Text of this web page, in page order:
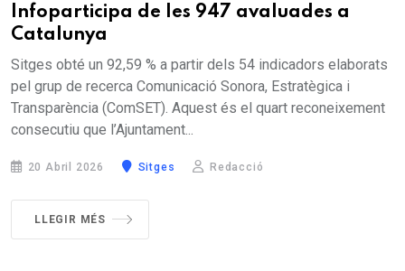
Infoparticipa de les 947 avaluades a
Catalunya
Sitges obté un 92,59 % a partir dels 54 indicadors elaborats
pel grup de recerca Comunicació Sonora, Estratègica i
Transparència (ComSET). Aquest és el quart reconeixement
consecutiu que l’Ajuntament...
20 Abril 2026 Sitges Redacció
LLEGIR MÉS